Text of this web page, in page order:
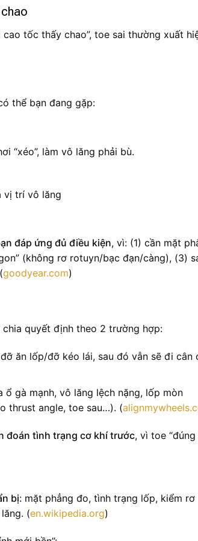
tốc thấy chao”, toe sai thường xuất
thể bạn đang gặp:
“xéo”, làm vô lăng phải bù.
đáp ứng đủ điều kiện, vì: (1) cần mặt
(không rơ rotuyn/bạc đạn/càng), (3)
goodyear.com)
chia quyết định theo 2 trường hợp:
ăn lốp/đỡ kéo lái, sau đó vẫn sẽ đi cân
gà mạnh, vô lăng lệch nặng, lốp mòn
thrust angle, toe sau…). (
đoán tình trạng cơ khí trước, vì toe
bị: mặt phẳng đo, tình trạng lốp, kiểm rơ
(en.wikipedia.org)